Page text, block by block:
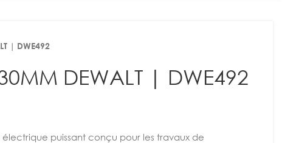
| DWE492
DEWALT | DWE492
électrique puissant conçu pour les travaux de